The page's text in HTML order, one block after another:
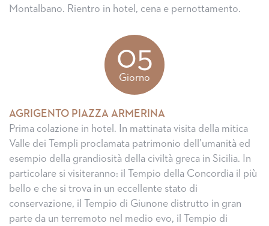
Montalbano. Rientro in hotel, cena e pernottamento.
05
Giorno
AGRIGENTO PIAZZA ARMERINA
Prima colazione in hotel. In mattinata visita della mitica
Valle dei Templi proclamata patrimonio dell’umanità ed
esempio della grandiosità della civiltà greca in Sicilia. In
particolare si visiteranno: il Tempio della Concordia il più
bello e che si trova in un eccellente stato di
conservazione, il Tempio di Giunone distrutto in gran
parte da un terremoto nel medio evo, il Tempio di